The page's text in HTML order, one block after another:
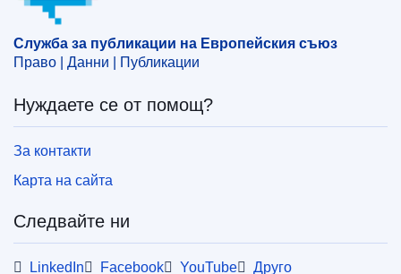
електронен документ
снабдяване с провизии
IMMC : COM(2024)278 final
Служба за публикации на Европейския съюз
Право | Данни | Публикации
Нуждаете се от помощ?
За контакти
Карта на сайта
Следвайте ни
LinkedIn Facebook YouTube Друго